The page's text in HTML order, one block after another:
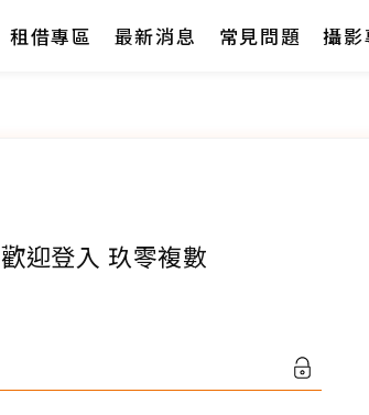
租借專區 最新消息 常見問題 攝影
歡迎登入 玖零複數
最新消息